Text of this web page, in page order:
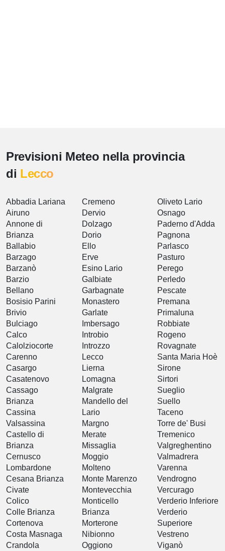
Previsioni Meteo nella provincia
di Lecco
Abbadia Lariana
Airuno
Annone di
Brianza
Ballabio
Barzago
Barzanò
Barzio
Bellano
Bosisio Parini
Brivio
Bulciago
Calco
Calolziocorte
Carenno
Casargo
Casatenovo
Cassago
Brianza
Cassina
Valsassina
Castello di
Brianza
Cernusco
Lombardone
Cesana Brianza
Civate
Colico
Colle Brianza
Cortenova
Costa Masnaga
Crandola
Cremeno
Dervio
Dolzago
Dorio
Ello
Erve
Esino Lario
Galbiate
Garbagnate
Monastero
Garlate
Imbersago
Introbio
Introzzo
Lecco
Lierna
Lomagna
Malgrate
Mandello del
Lario
Margno
Merate
Missaglia
Moggio
Molteno
Monte Marenzo
Montevecchia
Monticello
Brianza
Morterone
Nibionno
Oggiono
Oliveto Lario
Osnago
Paderno d'Adda
Pagnona
Parlasco
Pasturo
Perego
Perledo
Pescate
Premana
Primaluna
Robbiate
Rogeno
Rovagnate
Santa Maria Hoè
Sirone
Sirtori
Sueglio
Suello
Taceno
Torre de' Busi
Tremenico
Valgreghentino
Valmadrera
Varenna
Vendrogno
Vercurago
Verderio Inferiore
Verderio
Superiore
Vestreno
Viganò